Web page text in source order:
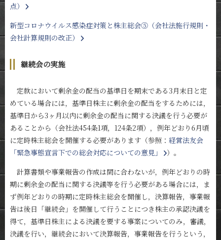
点）
新型コロナウイルス感染症対策と株主総会⑤（会社法施行規則・
会社計算規則の改正）
継続会の実施
定款において剰余金の配当の基準日を期末である3月末日と定
めている場合には，基準日株主に剰余金の配当をするためには，
基準日から3ヶ月以内に剰余金の配当に関する決議を行う必要が
あることから（会社法454条1項，124条2項），例年どおり6月頃
に定時株主総会を開催する必要があります（参照： 経営法友会
「緊急事態宣言下での総会対応についての意見」
）。
計算書類や事業報告の作成は間に合わないが，例年どおりの時
期に剰余金の配当に関する決議等を行う必要がある場合には，ま
ず例年どおりの時期に定時株主総会を開催し，決算報告，事業報
告は後日「継続会」を開催して行うことにつき株主の承認決議を
得て，基準日株主による決議を要する事案についてのみ，審議，
決議を行い，継続会において決算報告，事業報告を行うという，